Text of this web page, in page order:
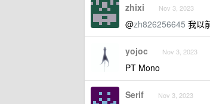
zhixi Nov 3, 2023
@zh826256645 我以
yojoc Nov 3, 2023
PT Mono
Serif Nov 3, 2023